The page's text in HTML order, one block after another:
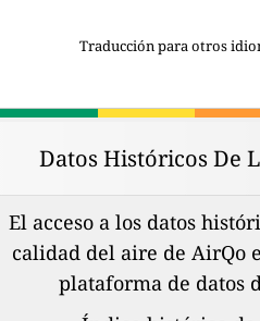
Traducción para otros
Datos Históricos De
El acceso a los datos
calidad del aire de AirQo
plataforma de datos